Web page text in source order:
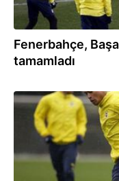
Fenerbahçe,
tamamladı
20.01.2024